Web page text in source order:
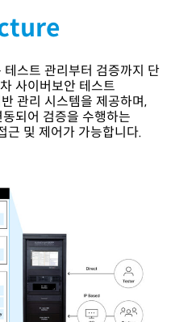
테스트 관리부터 검증까지 단
사이버보안 테스트
관리 시스템을 제공하며,
되어 검증을 수행하는
근 및 제어가 가능합니다.